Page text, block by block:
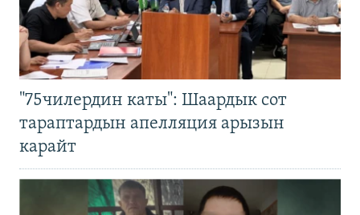
"75чилердин каты": Шаардык сот
тараптардын апелляция арызын
карайт